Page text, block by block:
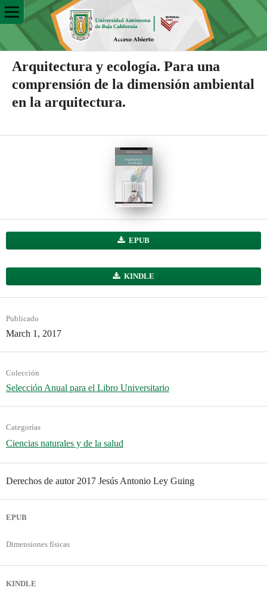
Arquitectura y ecología. Para una
comprensión de la dimensión ambiental
en la arquitectura.
EPUB
KINDLE
Publicado
March 1, 2017
Colección
Selección Anual para el Libro Universitario
Categorías
Ciencias naturales y de la salud
Derechos de autor 2017 Jesús Antonio Ley Guing
EPUB
Dimensiones físicas
KINDLE